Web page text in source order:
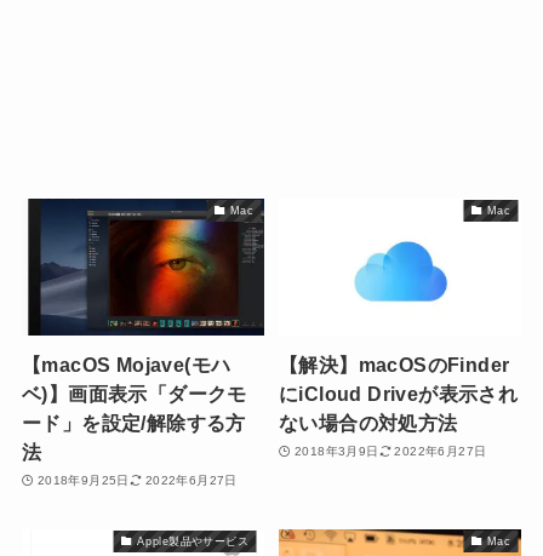
Mac
【macOS Mojave(モハ
ベ)】画面表示「ダークモ
ード」を設定/解除する方
法
2018年9月25日 2022年6月27日
Mac
【解決】macOSのFinder
にiCloud Driveが表示され
ない場合の対処方法
2018年3月9日 2022年6月27日
Apple製品やサービス Mac